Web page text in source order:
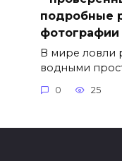
подробные
фотографии
В мире ловли
водными
0 25